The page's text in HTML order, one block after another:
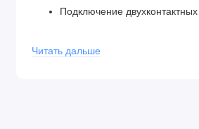
Подключение двухконтактных
Читать дальше